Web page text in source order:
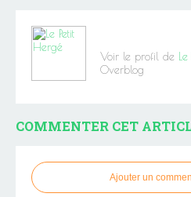
Voir le profil de
Overblog
COMMENTER CET
Ajouter un